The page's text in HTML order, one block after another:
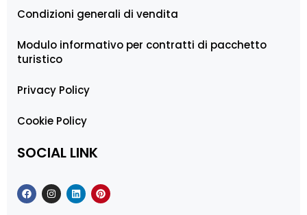
Condizioni generali di vendita
Modulo informativo per contratti di pacchetto
turistico
Privacy Policy
Cookie Policy
SOCIAL LINK